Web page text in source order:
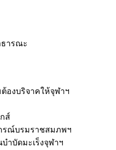
ธารณะ
องบริจาคให้จุฬาฯ
ส์
รณ์บรมราชสมภพฯ
ำบัดมะเร็งจุฬาฯ